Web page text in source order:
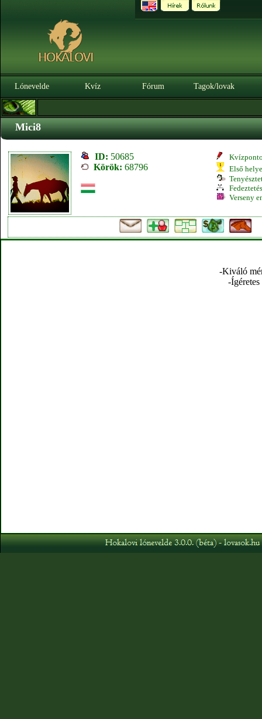
Lónevelde Kvíz Fórum Tagok/lovak
Mici8
ID: 50685
Körök: 68796
Első
Verseny